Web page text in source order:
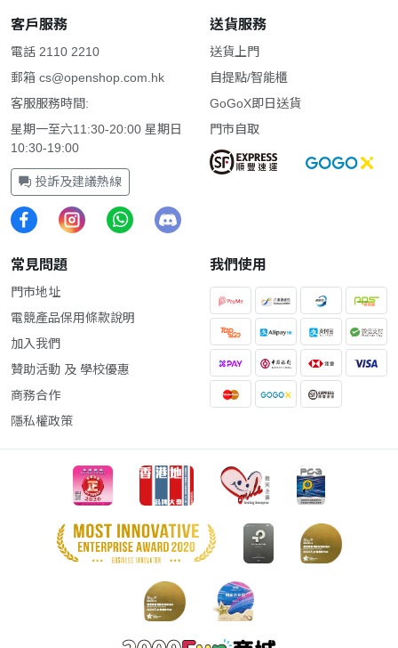
客戶服務
電話 2110 2210
郵箱 cs@openshop.com.hk
客服服務時間:
星期一至六11:30-20:00 星期日
10:30-19:00
投訴及建議熱線
送貨服務
送貨上門
自提點/智能櫃
GoGoX即日送貨
門市自取
常見問題
門市地址
電競產品保用條款說明
加入我們
贊助活動 及 學校優惠
商務合作
隱私權政策
我們使用